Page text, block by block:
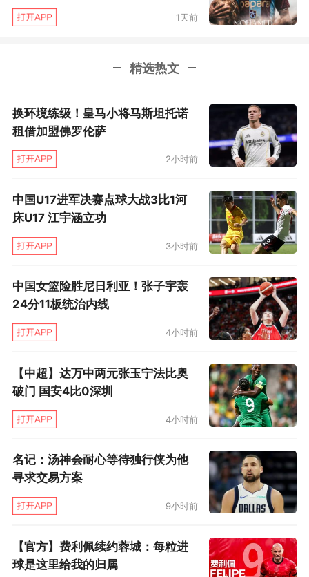
1天前
精选热文
换环境练级！皇马小将马斯坦托诺
租借加盟佛罗伦萨
2小时前
中国U17进军决赛点球大战3比1河
床U17 江宇涵立功
3小时前
中国女篮险胜尼日利亚！张子宇轰
24分11板统治内线
4小时前
【中超】达万中两元张玉宁法比奥
破门 国安4比0深圳
4小时前
名记：汤神会耐心等待独行侠为他
寻求交易方案
9小时前
【官方】费利佩续约蓉城：每粒进
球是这里给我的归属